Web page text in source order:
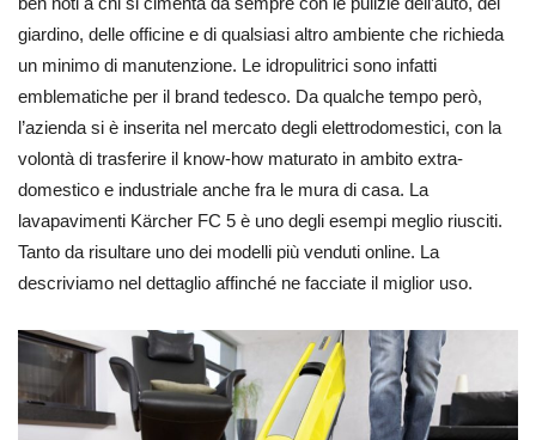
giardino, delle officine e di qualsiasi altro ambiente che richieda
un minimo di manutenzione. Le idropulitrici sono infatti
emblematiche per il brand tedesco. Da qualche tempo però,
l’azienda si è inserita nel mercato degli elettrodomestici, con la
volontà di trasferire il know-how maturato in ambito extra-
domestico e industriale anche fra le mura di casa. La
lavapavimenti Kärcher FC 5 è uno degli esempi meglio riusciti.
Tanto da risultare uno dei modelli più venduti online. La
descriviamo nel dettaglio affinché ne facciate il miglior uso.